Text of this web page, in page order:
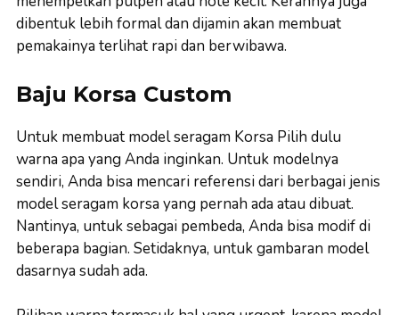
dibentuk lebih formal dan dijamin akan membuat
pemakainya terlihat rapi dan berwibawa.
Baju Korsa Custom
Untuk membuat model seragam Korsa Pilih dulu
warna apa yang Anda inginkan. Untuk modelnya
sendiri, Anda bisa mencari referensi dari berbagai jenis
model seragam korsa yang pernah ada atau dibuat.
Nantinya, untuk sebagai pembeda, Anda bisa modif di
beberapa bagian. Setidaknya, untuk gambaran model
dasarnya sudah ada.